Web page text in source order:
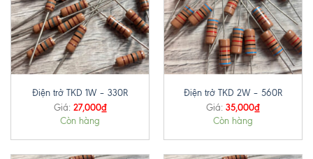
Điện trở TKD 1W – 330R
Giá: 27,000₫
Còn hàng
Điện trở TKD 2W – 560R
Giá: 35,000₫
Còn hàng